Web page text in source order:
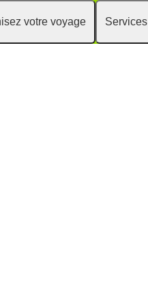
votre voyage Services